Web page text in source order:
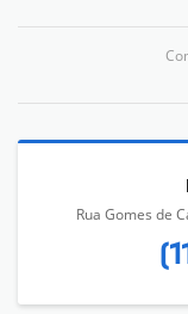
Rua Gomes de